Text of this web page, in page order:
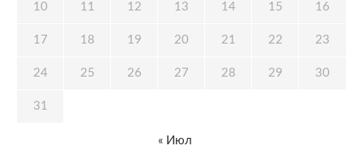
10 11 12 13 14 15 16
17 18 19 20 21 22 23
24 25 26 27 28 29 30
31
« Июл